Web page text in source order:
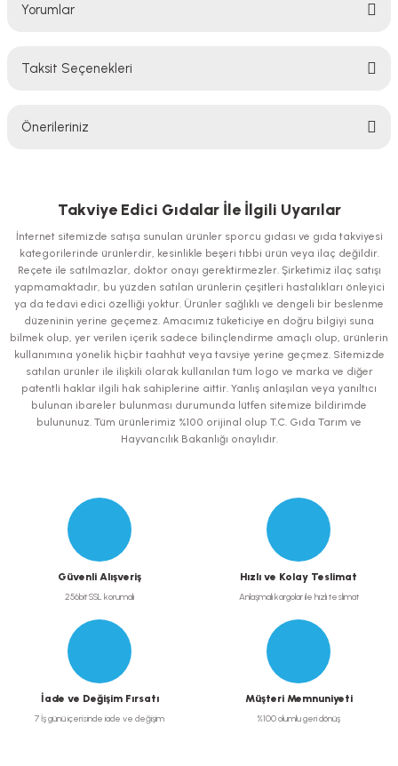
Yorumlar
Taksit Seçenekleri
Önerileriniz
iletebilirsiniz.
Görüş ve önerileriniz için teşekkür ederiz.
Ürün resmi kalitesiz, bozuk veya görüntülenemiyor.
Ürün açıklamasında eksik bilgiler bulunuyor.
Ürün bilgilerinde hatalar bulunuyor.
Ürün fiyatı diğer sitelerden daha pahalı.
Bu ürüne benzer farklı alternatifler olmalı.
Takviye Edici Gıdalar İle İlgili Uyarılar
İnternet sitemizde satışa sunulan ürünler sporcu gıdası ve gıda takviyesi
kategorilerinde ürünlerdir, kesinlikle beşeri tıbbi ürün veya ilaç değildir.
Reçete ile satılmazlar, doktor onayı gerektirmezler. Şirketimiz ilaç satışı
yapmamaktadır, bu yüzden satılan ürünlerin çeşitleri hastalıkları önleyici
ya da tedavi edici özelliği yoktur. Ürünler sağlıklı ve dengeli bir beslenme
düzeninin yerine geçemez. Amacımız tüketiciye en doğru bilgiyi suna
bilmek olup, yer verilen içerik sadece bilinçlendirme amaçlı olup, ürünlerin
kullanımına yönelik hiçbir taahhüt veya tavsiye yerine geçmez. Sitemizde
satılan ürünler ile ilişkili olarak kullanılan tüm logo ve marka ve diğer
patentli haklar ilgili hak sahiplerine aittir. Yanlış anlaşılan veya yanıltıcı
bulunan ibareler bulunması durumunda lütfen sitemize bildirimde
bulununuz. Tüm ürünlerimiz %100 orijinal olup T.C. Gıda Tarım ve
Hayvancılık Bakanlığı onaylıdır.
Güvenli Alışveriş
256bit SSL korumalı
Hızlı ve Kolay Teslimat
Anlaşmalı kargolar ile hızlı teslimat
İade ve Değişim Fırsatı
7 İş günü içerisinde iade ve değişim
Müşteri Memnuniyeti
%100 olumlu geri dönüş